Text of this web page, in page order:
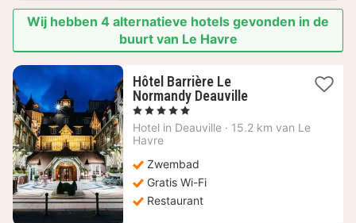
Wij hebben 4 alternatieve hotels gevonden in de
buurt van Le Havre
Hôtel Barrière Le
Normandy Deauville1
vanaf
, 5 Sterren
Hotel in Deauville · 15.2 km van Le
Havre
Zwembad
Gratis Wi-Fi
Restaurant